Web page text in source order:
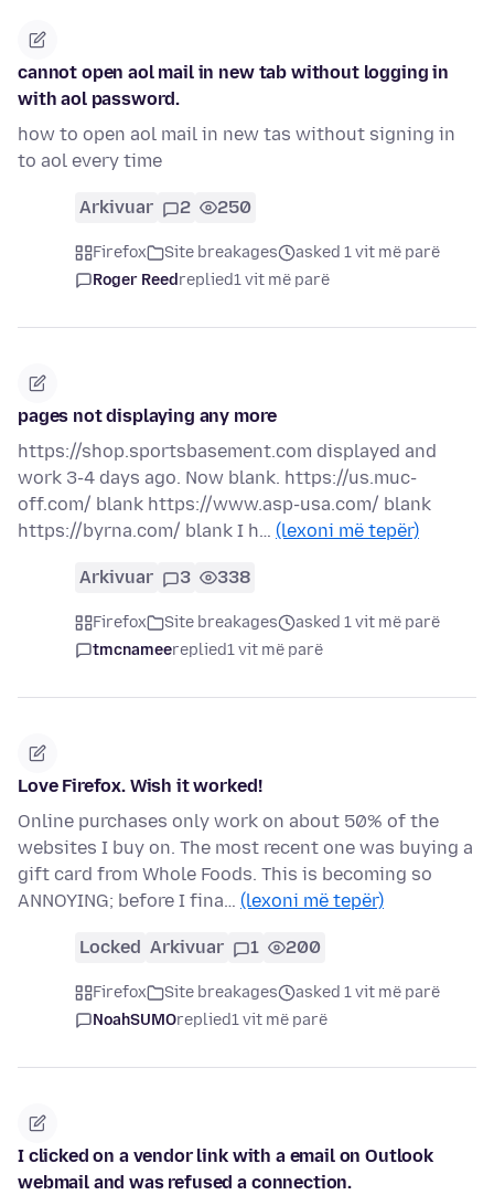
cannot open aol mail in new tab without logging in
with aol password.
how to open aol mail in new tas without signing in
to aol every time
Arkivuar 2 250
Firefox Site breakages
asked 1 vit më parë
Roger Reedreplied1 vit më parë
pages not displaying any more
https://shop.sportsbasement.com displayed and
work 3-4 days ago. Now blank. https://us.muc-
off.com/ blank https://www.asp-usa.com/ blank
https://byrna.com/ blank I h… (lexoni më tepër)
Arkivuar 3 338
Firefox Site breakages
asked 1 vit më parë
tmcnameereplied1 vit më parë
Love Firefox. Wish it worked!
Online purchases only work on about 50% of the
websites I buy on. The most recent one was buying a
gift card from Whole Foods. This is becoming so
ANNOYING; before I fina… (lexoni më tepër)
Locked Arkivuar 1 200
Firefox Site breakages
asked 1 vit më parë
NoahSUMOreplied1 vit më parë
I clicked on a vendor link with a email on Outlook
webmail and was refused a connection.